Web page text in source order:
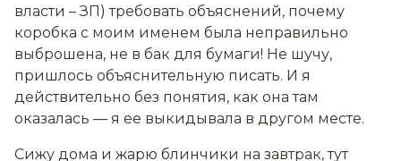
власти – ЗП) требовать объяснений, почему
коробка с моим именем была неправильно
выброшена, не в бак для бумаги! Не шучу,
пришлось объяснительную писать. И я
действительно без понятия, как она там
оказалась — я ее выкидывала в другом месте.
Сижу дома и жарю блинчики на завтрак, тут